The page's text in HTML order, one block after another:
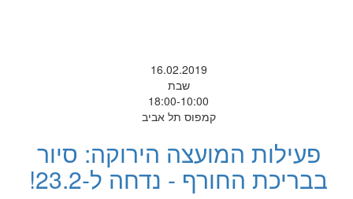
16.02.2019
שבת
18:00-10:00
קמפוס תל אביב
פעילות המועצה הירוקה: סיור
בבריכת החורף - נדחה ל-23.2!